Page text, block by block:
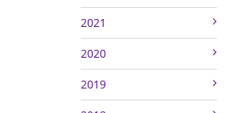
2021
2020
2019